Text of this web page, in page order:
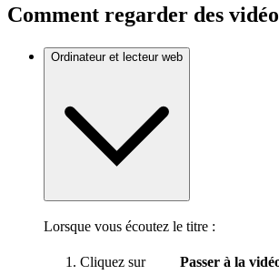
Comment regarder des
Ordinateur et lecteur web
Lorsque vous écoutez le titre :
Cliquez sur Passer à la